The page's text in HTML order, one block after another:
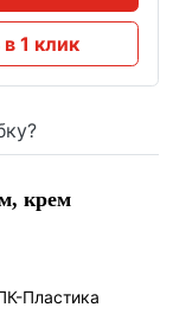
1 клик
крем
Пластика